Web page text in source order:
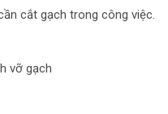
cắt gạch trong công việc.
vỡ gạch